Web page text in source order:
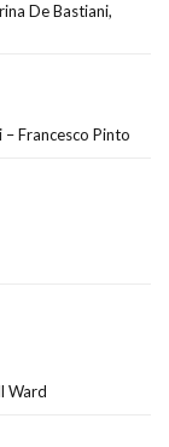
De Bastiani,
Francesco Pinto
Ward